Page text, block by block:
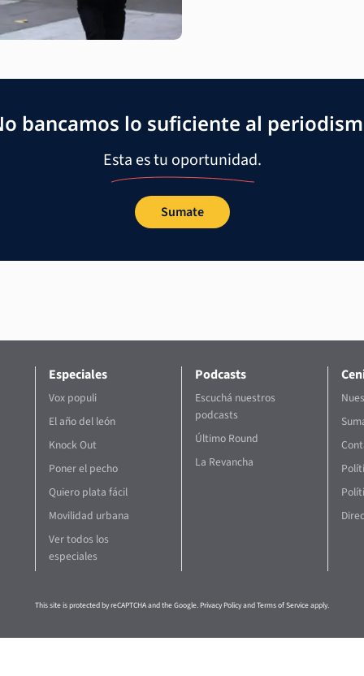
bancamos lo suficiente al
Esta es tu oportunidad.
Sumate
Especiales
Vox populi
El año del león
Knock Out
Poner el pecho
Quiero plata fácil
Movilidad urbana
Ver todos los
especiales
Podcasts
Escuchá nuestros
podcasts
Último Round
La Revancha
This site is protected by reCAPTCHA and the Google. Privacy PolicyandTerms of Serviceapply.